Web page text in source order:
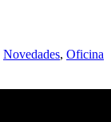
Novedades, Oficina